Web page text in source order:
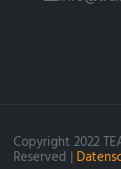
Copyright 2022
Reserved |